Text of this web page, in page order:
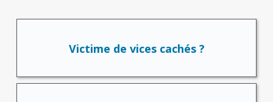
Victime de vices cachés ?